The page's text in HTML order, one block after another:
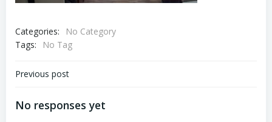
Categories:
No Category
Tags:
No Tag
Navigare
articole
Previous post
No responses yet